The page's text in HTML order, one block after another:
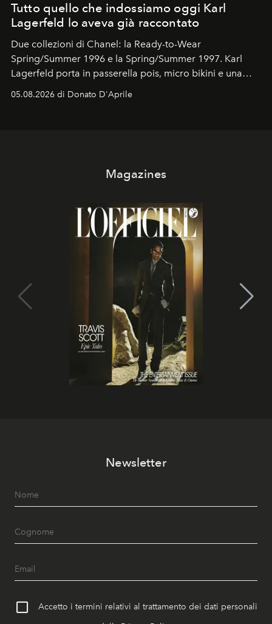
Tutto quello che indossiamo oggi Karl
Lagerfeld lo aveva già raccontato
Due collezioni di Chanel: la Ready-to-Wear
Spring/Summer 1996 e la Spring/Summer 1997. Karl
Lagerfeld porta in passerella pois, micro bikini e una
logomania pensata per la spiaggia
Kate, Claudia e Carla una dietro l'altra. Trent'anni dopo,
05.08.2026 di Donato D'Aprile
Magazines
Newsletter
Accetto i termini relativi al trattamento dei dati personali